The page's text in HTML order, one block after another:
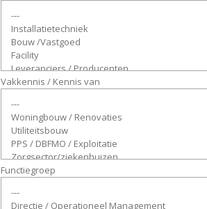
Vakkennis / Kennis van
Functiegroep